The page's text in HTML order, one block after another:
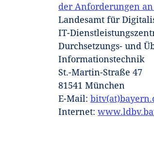
der Anforderungen
Landesamt für
IT-
Durchsetzungs- und
Informationstechnik
St.-Martin-Straße 47
81541 München
E-Mail:
Internet: